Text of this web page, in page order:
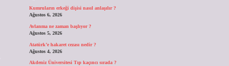
Kumruların erkeği dişisi nasıl anlaşılır ?
Ağustos 6, 2026
Avlanma ne zaman başlıyor ?
Ağustos 5, 2026
Atatürk’e hakaret cezası nedir ?
Ağustos 4, 2026
Akdeniz Üniversitesi Tıp kaçıncı sırada ?